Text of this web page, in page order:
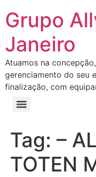
Grupo
Janeiro
Atuamos na
gerenciamento do seu
finalização, com
Tag: –
TOTEN